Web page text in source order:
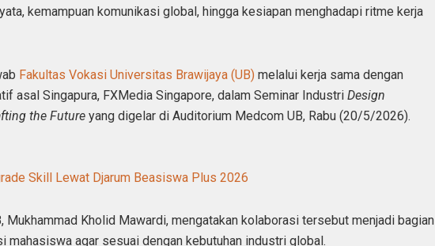
kemampuan komunikasi global, hingga kesiapan menghadapi ritme kerja
Fakultas Vokasi Universitas Brawijaya (UB) melalui kerja sama dengan
asal Singapura, FXMedia Singapore, dalam Seminar Industri Design
the Future yang digelar di Auditorium Medcom UB, Rabu (20/5/2026).
Skill Lewat Djarum Beasiswa Plus 2026
Mukhammad Kholid Mawardi, mengatakan kolaborasi tersebut menjadi bagian
mahasiswa agar sesuai dengan kebutuhan industri global.